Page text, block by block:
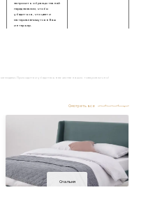
запросить образцы тканей
перед заказом, чтобы
убедиться, что цвет и
материал впишутся в Ваш
интерьер.
Смотреть все
Спальня